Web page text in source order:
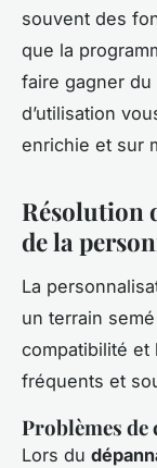
souvent des
que la
faire gagner
d’utilisation
enrichie et sur
Résolution
de la
La
un terrain
compatibilité
fréquents et
Problèmes
Lors du